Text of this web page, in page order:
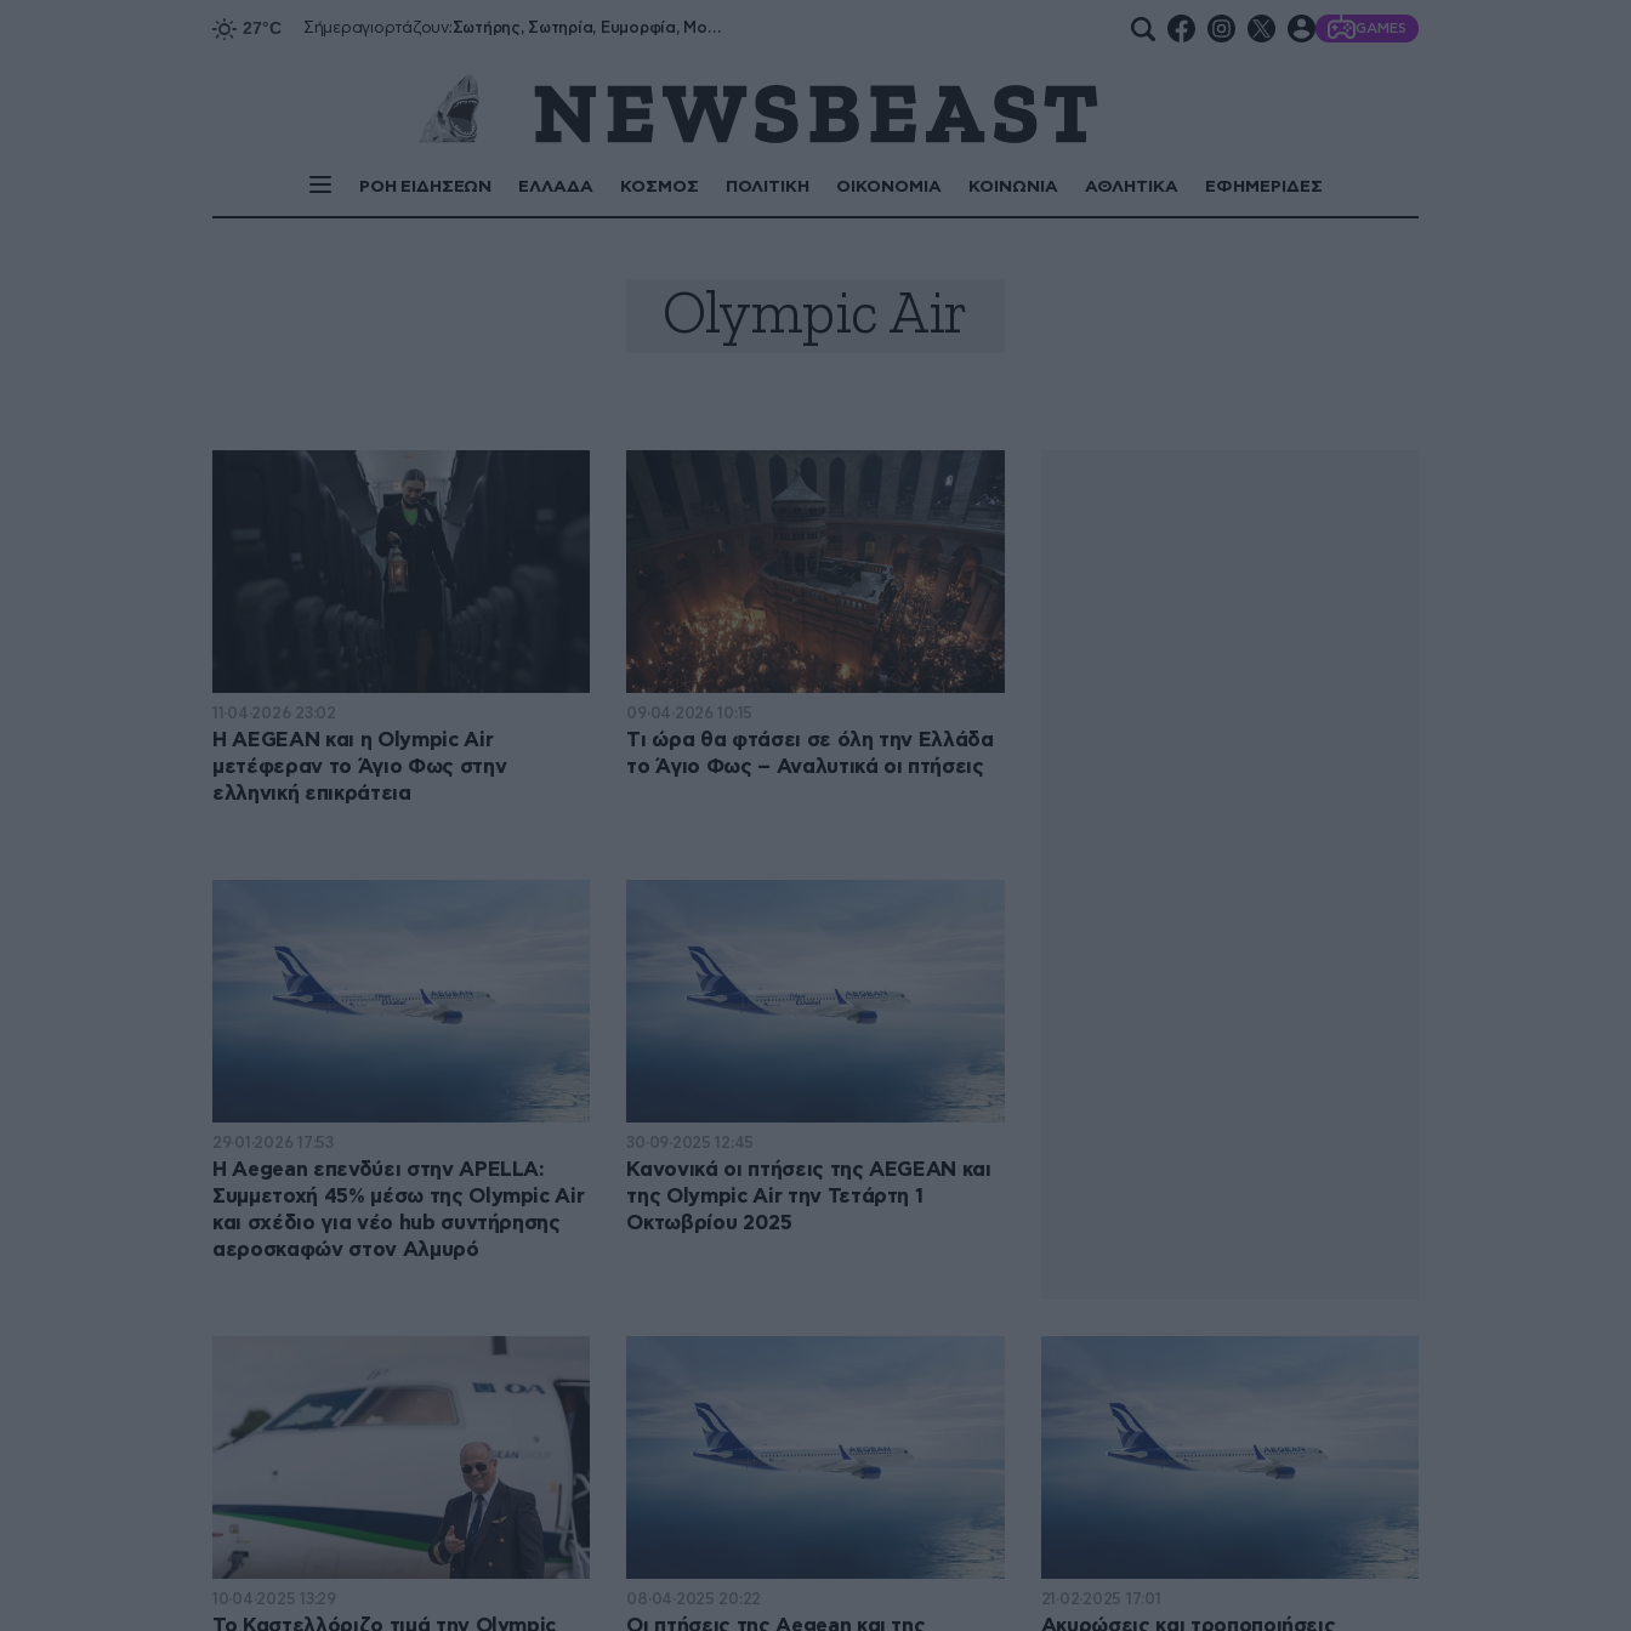
Σήμεραγιορτάζουν: Σωτήρης, Σωτηρία, Ευμορφία, Μορφούλα GAMES
ΡΟΗ ΕΙΔΗΣΕΩΝ ΕΛΛΑΔΑ ΚΟΣΜΟΣ ΠΟΛΙΤΙΚΗ ΟΙΚΟΝΟΜΙΑ ΚΟΙΝΩΝΙΑ ΑΘΛΗΤΙΚΑ ΕΦΗΜΕΡΙΔΕΣ
Olympic Air
11·04·2026 23:02
Η AEGEAN και η Olympic Air
μετέφεραν το Άγιο Φως στην
ελληνική επικράτεια
09·04·2026 10:15
Tι ώρα θα φτάσει σε όλη την Ελλάδα
το Άγιο Φως – Αναλυτικά οι πτήσεις
29·01·2026 17:53
Η Aegean επενδύει στην APELLA:
Συμμετοχή 45% μέσω της Olympic Air
και σχέδιο για νέο hub συντήρησης
αεροσκαφών στον Αλμυρό
30·09·2025 12:45
Κανονικά οι πτήσεις της AEGEAN και
της Olympic Air την Τετάρτη 1
Οκτωβρίου 2025
10·04·2025 13:29
Το Καστελλόριζο τιμά την Olympic
08·04·2025 20:22
Οι πτήσεις της Aegean και της
21·02·2025 17:01
Ακυρώσεις και τροποποιήσεις